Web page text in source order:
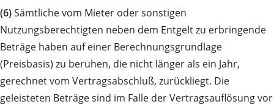
(6)Sämtliche vom Mieter oder sonstigen
Nutzungsberechtigten neben dem Entgelt zu erbringende
Beträge haben auf einer Berechnungsgrundlage
(Preisbasis) zu beruhen, die nicht länger als ein Jahr,
gerechnet vom Vertragsabschluß, zurückliegt. Die
geleisteten Beträge sind im Falle der Vertragsauflösung vor